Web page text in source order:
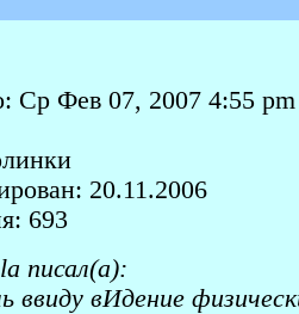
Ср Фев 07, 2007 4:55 pm
20.11.2006
693
писал(а):
вИдение